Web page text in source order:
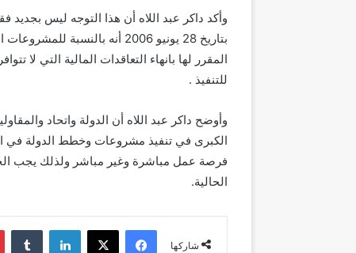
وأكد داكر عبد اللاه أن هذا التوجه ليس
بتاريخ 28 يونيو 2006 أنه
المقرر لها بانهاء التعاقدات المالية التي لا
للتنفيذ .
وأوضح داكر عبد اللاه أن الدولة واتحاد
فرصة عمل مباشرة وغير مباشر ولذلك يجب
الحالية.
شاركها
فيسبوك ‫X لينكدإن